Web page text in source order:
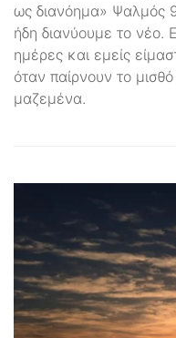
ως διανόημα» Ψαλμός
ήδη διανύουμε το νέο.
ημέρες και εμείς
όταν παίρνουν το
μαζεμένα.